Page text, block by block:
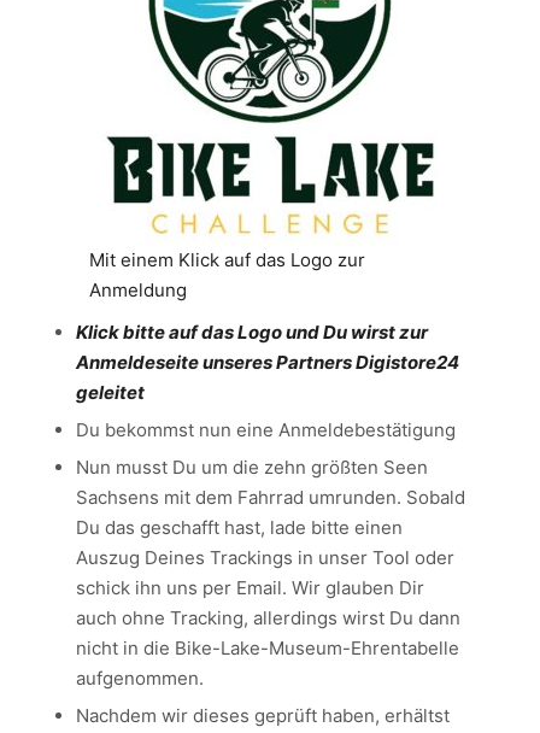
Mit einem Klick auf das Logo zur
Anmeldung
Klick bitte auf das Logo und Du wirst zur
Anmeldeseite unseres Partners Digistore24
geleitet
Du bekommst nun eine Anmeldebestätigung
Nun musst Du um die zehn größten Seen
Sachsens mit dem Fahrrad umrunden. Sobald
Du das geschafft hast, lade bitte einen
Auszug Deines Trackings in unser Tool oder
schick ihn uns per Email. Wir glauben Dir
auch ohne Tracking, allerdings wirst Du dann
nicht in die Bike-Lake-Museum-Ehrentabelle
aufgenommen.
Nachdem wir dieses geprüft haben, erhältst